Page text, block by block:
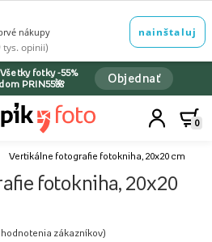
fotky -55%
PRIN55🌺
Objednať
0
Vertikálne fotografie fotokniha, 20x20 cm
fotokniha, 20x20
hodnotenia zákazníkov)